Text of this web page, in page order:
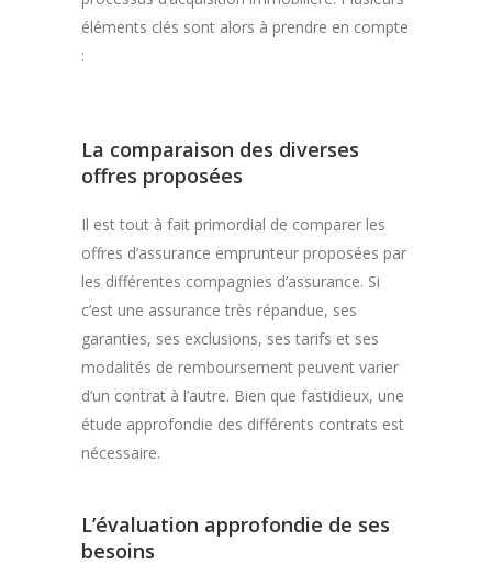
éléments clés sont alors à prendre en compte
:
La comparaison des diverses
offres proposées
Il est tout à fait primordial de comparer les
offres d’assurance emprunteur proposées par
les différentes compagnies d’assurance. Si
c’est une assurance très répandue, ses
garanties, ses exclusions, ses tarifs et ses
modalités de remboursement peuvent varier
d’un contrat à l’autre. Bien que fastidieux, une
étude approfondie des différents contrats est
nécessaire.
L’évaluation approfondie de ses
besoins